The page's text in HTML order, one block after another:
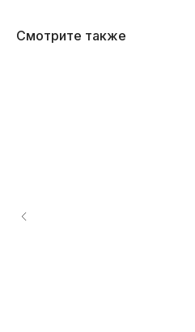
Смотрите также